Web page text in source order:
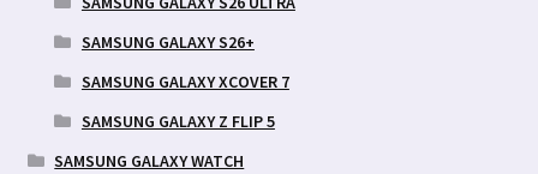
SAMSUNG GALAXY S26+
SAMSUNG GALAXY XCOVER 7
SAMSUNG GALAXY Z FLIP 5
SAMSUNG GALAXY WATCH